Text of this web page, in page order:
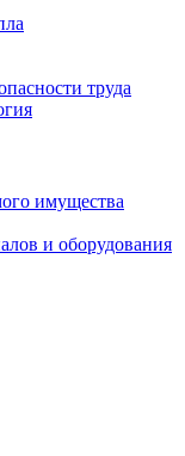
труда
имущества
и оборудования